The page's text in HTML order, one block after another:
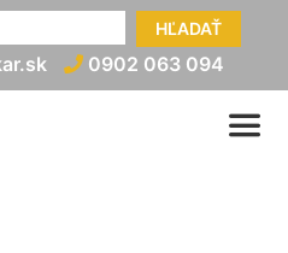
HĽADAŤ
0902 063 094